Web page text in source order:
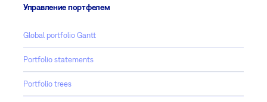
Управление портфелем
Global portfolio Gantt
Portfolio statements
Portfolio trees